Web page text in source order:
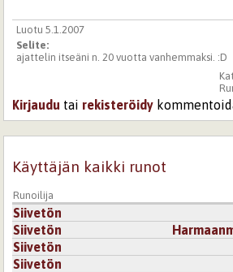
Luotu 5.1.2007
Selite:
ajattelin itseäni n. 20 vuotta vanhemmaksi. :D
Kirjaudu tai rekisteröidy
Käyttäjän kaikki runot
Runoilija
Siivetön
Siivetön
Siivetön
Siivetön